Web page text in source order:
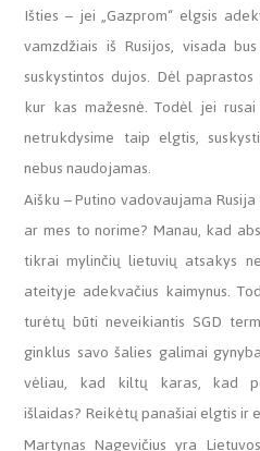
Išties – jei „Gazprom“ elgsis
vamzdžiais iš Rusijos, visada
suskystintos dujos. Dėl
kur kas mažesnė. Todėl jei
netrukdysime taip elgtis,
nebus naudojamas.
Aišku – Putino vadovaujama
ar mes to norime? Manau, kad
tikrai mylinčių lietuvių atsakys
ateityje adekvačius kaimynus.
turėtų būti neveikiantis SGD
ginklus savo šalies galimai
vėliau, kad kiltų karas, kad
išlaidas? Reikėtų panašiai elgtis ir
Martynas Nagevičius yra